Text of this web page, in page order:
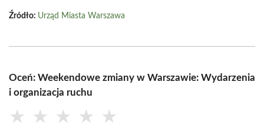
Źródło: Urząd Miasta Warszawa
Oceń: Weekendowe zmiany w Warszawie: Wydarzenia
i organizacja ruchu
★ ★ ★ ★ ★